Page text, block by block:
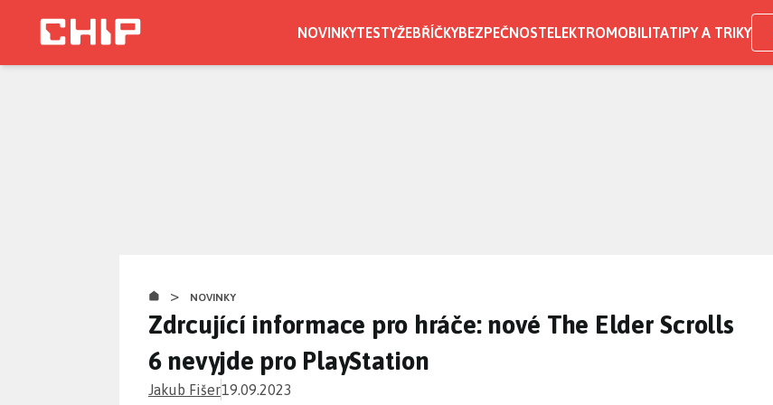
NOVINKYTESTYŽEBŘÍČKYBEZPEČNOSTELEKTROMOBILITATIPY A TRIKY
> NOVINKY
Zdrcující informace pro hráče: nové The Elder Scrolls
6 nevyjde pro PlayStation
Jakub Fišer19.09.2023